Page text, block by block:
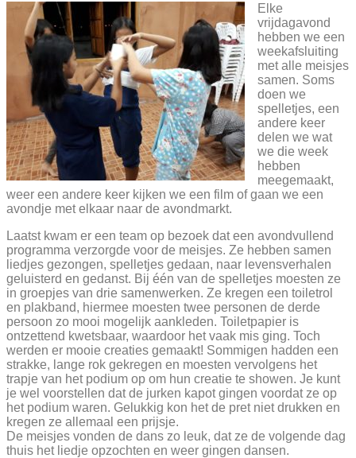
Elke
vrijdagavond
hebben we een
weekafsluiting
met alle meisjes
samen. Soms
doen we
spelletjes, een
andere keer
delen we wat
we die week
hebben
meegemaakt,
weer een andere keer kijken we een film of gaan we een
avondje met elkaar naar de avondmarkt.
Laatst kwam er een team op bezoek dat een avondvullend
programma verzorgde voor de meisjes. Ze hebben samen
liedjes gezongen, spelletjes gedaan, naar levensverhalen
geluisterd en gedanst. Bij één van de spelletjes moesten ze
in groepjes van drie samenwerken. Ze kregen een toiletrol
en plakband, hiermee moesten twee personen de derde
persoon zo mooi mogelijk aankleden. Toiletpapier is
ontzettend kwetsbaar, waardoor het vaak mis ging. Toch
werden er mooie creaties gemaakt! Sommigen hadden een
strakke, lange rok gekregen en moesten vervolgens het
trapje van het podium op om hun creatie te showen. Je kunt
je wel voorstellen dat de jurken kapot gingen voordat ze op
het podium waren. Gelukkig kon het de pret niet drukken en
kregen ze allemaal een prijsje.
De meisjes vonden de dans zo leuk, dat ze de volgende dag
thuis het liedje opzochten en weer gingen dansen.